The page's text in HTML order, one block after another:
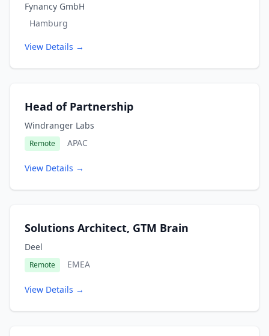
Fynancy GmbH
Hamburg
View Details →
Head of Partnership
Windranger Labs
Remote APAC
View Details →
Solutions Architect, GTM Brain
Deel
Remote EMEA
View Details →